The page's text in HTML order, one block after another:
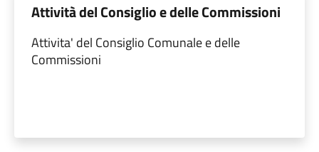
Attività del Consiglio e delle Commissioni
Attivita' del Consiglio Comunale e delle
Commissioni